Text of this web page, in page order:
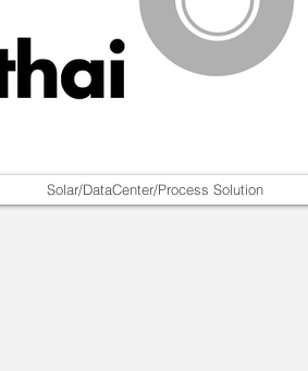
Solar/DataCenter/Process Solution